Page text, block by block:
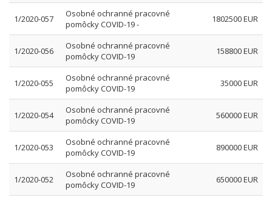
1/2020-057
Osobné ochranné pracovné
pomôcky COVID-19 -
1802500 EUR
1/2020-056
Osobné ochranné pracovné
pomôcky COVID-19
158800 EUR
1/2020-055
Osobné ochranné pracovné
pomôcky COVID-19
35000 EUR
1/2020-054
Osobné ochranné pracovné
pomôcky COVID-19
560000 EUR
1/2020-053
Osobné ochranné pracovné
pomôcky COVID-19
890000 EUR
1/2020-052
Osobné ochranné pracovné
pomôcky COVID-19
650000 EUR